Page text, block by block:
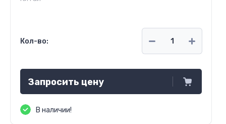
Кол-во:
Запросить цену
В наличии!